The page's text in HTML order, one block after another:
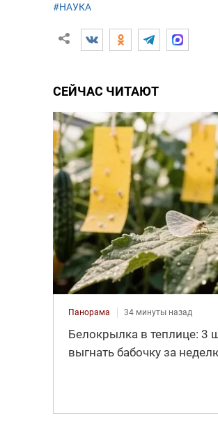
#НАУКА
СЕЙЧАС ЧИТАЮТ
Панорама 34 минуты назад
Белокрылка в теплице: 3
выгнать бабочку за